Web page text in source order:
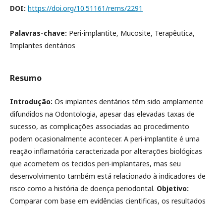
DOI: https://doi.org/10.51161/rems/2291
Palavras-chave: Peri-implantite, Mucosite, Terapêutica,
Implantes dentários
Resumo
Introdução: Os implantes dentários têm sido amplamente
difundidos na Odontologia, apesar das elevadas taxas de
sucesso, as complicações associadas ao procedimento
podem ocasionalmente acontecer. A peri-implantite é uma
reação inflamatória caracterizada por alterações biológicas
que acometem os tecidos peri-implantares, mas seu
desenvolvimento também está relacionado à indicadores de
risco como a história de doença periodontal. Objetivo:
Comparar com base em evidências cientificas, os resultados